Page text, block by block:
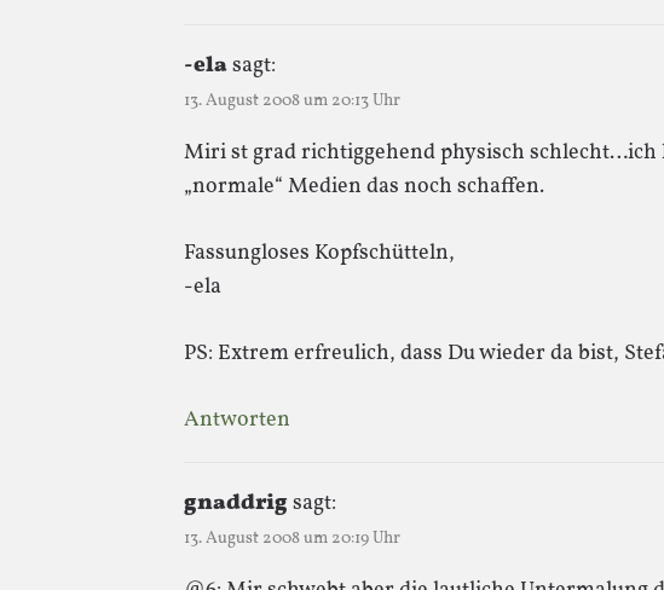
-elasagt:
13. August 2008 um 20:13 Uhr
Miri st grad richtiggehend physisch schlecht…ich
„normale“ Medien das noch schaffen.
Fassungloses Kopfschütteln,
-ela
PS: Extrem erfreulich, dass Du wieder da bist,
Antworten
gnaddrigsagt:
13. August 2008 um 20:19 Uhr